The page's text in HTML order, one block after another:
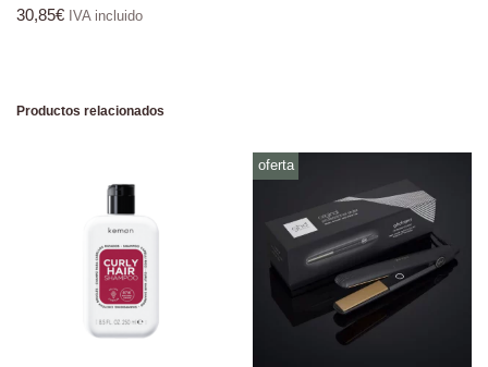
Valorado
con
30,85€ IVA incluido
Productos relacionados
oferta